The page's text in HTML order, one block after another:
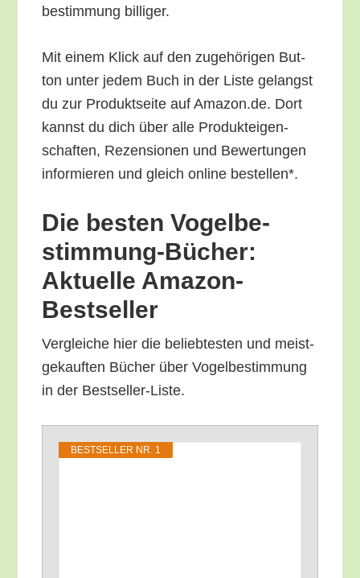
be­stim­mung billiger.
Mit einem Klick auf den zuge­hö­ri­gen But­
ton unter jedem Buch in der Lis­te gelangst
du zur Pro­dukt­sei­te auf Amazon.de. Dort
kannst du dich über alle Pro­duk­tei­gen­
schaf­ten, Rezen­sio­nen und Bewer­tun­gen
infor­mie­ren und gleich online bestellen*.
Die bes­ten Vogel­be­
stim­mung-Bücher:
Aktu­el­le Amazon-
Bestseller
Ver­glei­che hier die belieb­tes­ten und meist­
ge­kauf­ten Bücher über Vogel­be­stim­mung
in der Bestseller-Liste.
BEST­SEL­LER NR. 1